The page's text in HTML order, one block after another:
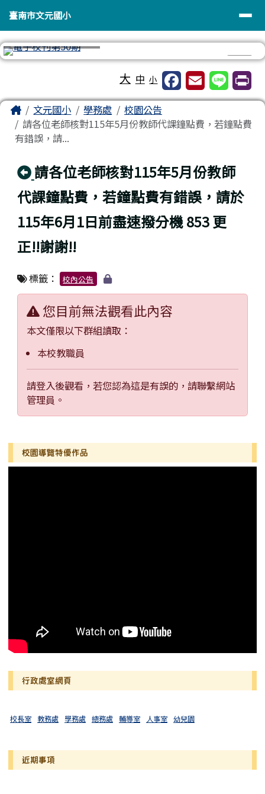
臺南市文元國小
導覽列
臺南市文元國小
大 中 小
主內容區域
Home文元國小 學務處
校園公告
請各位老師核對115年5月份教師代課鐘點費，若鐘點費
有錯誤，請...
回上頁
請各位老師核對115年5月份教師
代課鐘點費，若鐘點費有錯誤，請於
115年6月1日前盡速撥分機 853 更
正!!謝謝!!
標籤： 校內公告
您目前無法觀看此內容
本文僅限以下群組讀取：
本校教職員
請登入後觀看，若您認為這是有誤的，請聯繫網站
管理員。
左邊區域內容
校園導覽特優作品
行政處室網頁
校長室 教務處 學務處 總務處 輔導室 人事室 幼兒園
近期事項
頁尾區域